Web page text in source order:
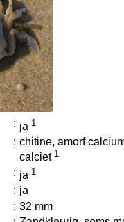
: ja 1
: chitine, amorf
calciet 1
: ja 1
: ja
: 32 mm